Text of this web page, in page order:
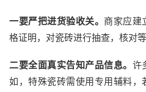
一要严把进货验收关。 商家应建
格证明，对瓷砖进行抽查，核对等
二要全面真实告知产品信息。 许
如，特殊瓷砖需使用专用辅料